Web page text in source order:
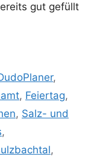
gut gefüllt
,
, Feiertag,
, Salz- und
,
,